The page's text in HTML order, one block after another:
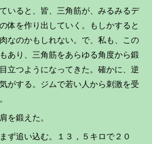
いると、皆、三角筋が、みるみるデ
体を作り出していく。もしかすると
なのかもしれない。で、私も、この
あり、三角筋をあらゆる角度から鍛
立つようになってきた。確かに、逆
がする。ジムで若い人から刺激を受
を鍛えた。
ず追い込む。１３，５キロで２０